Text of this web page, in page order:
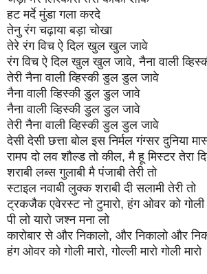
हट मर्दे मुंडा गला करदे
तेनु रंग चढ़ाया बड़ा चोखा
तेरे रंग विच ऐ दिल खुल खुल जावे
रंग विच ऐ दिल खुल खुल जावे, नैना वाली
तेरी नैना वाली व्हिस्की डुल डुल जावे
नैना वाली व्हिस्की डुल डुल जावे
नैना वाली व्हिस्की डुल डुल जावे
तेरी नैना वाली व्हिस्की डुल डुल जावे
देसी देसी छत्ता बोल इस निर्मल गंग्सर दुनिया
रामप दो लव शौल्ड तो कील, मै हू मिस्टर तेरा
शराबी लब्स गुलाबी मै पंजाबी तेरी तो
स्टाइल नवाबी लुक्क शराबी दी सलामी तेरी तो
ट्रकजैक एवेरस्ट नो टुमारो, हंग ओवर को गोली
पी लो यारो जश्न मना लो
कारोबार से और निकालो, और निकालो और
हंग ओवर को गोली मारो, गोल्ली मारो गोली मारो